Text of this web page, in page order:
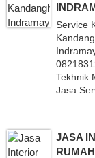
Service
Tekhnik
Jasa
JASA